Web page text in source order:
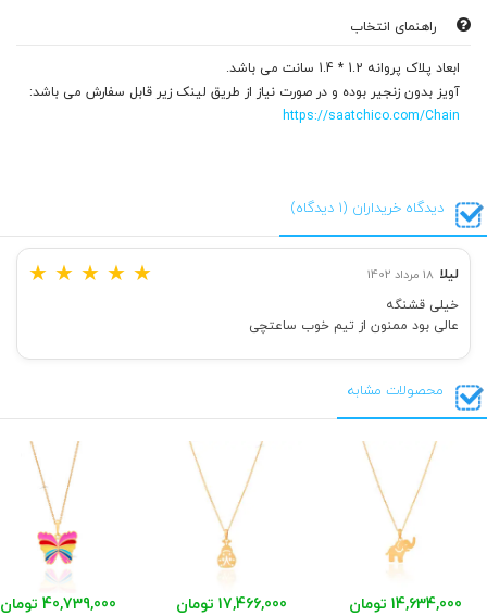
راهنمای انتخاب
ابعاد پلاک پروانه 1.2 * 1.4 سانت می باشد.
آویز بدون زنجیر بوده و در صورت نیاز از طریق لینک زیر قابل سفارش می باشد:
https://saatchico.com/Chain
دیدگاه خریداران (1 دیدگاه)
لیلا 18 مرداد 1402 ★ ★ ★ ★ ★
خیلی قشنگه
عالی بود ممنون از تیم خوب ساعتچی
محصولات مشابه
14,634,000 تومان 17,466,000 تومان 40,739,000 تومان